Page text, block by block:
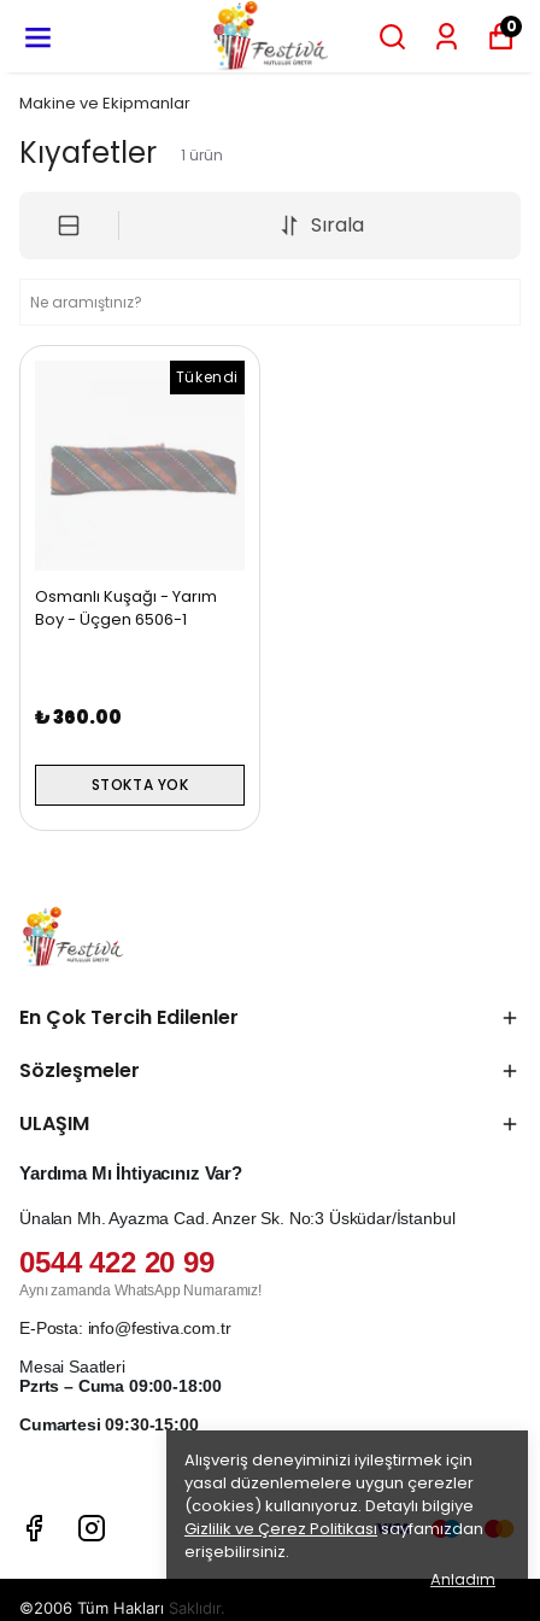
0
Alışveriş deneyiminizi iyileştirmek için
yasal düzenlemelere uygun çerezler
(cookies) kullanıyoruz. Detaylı bilgiye
Gizlilik ve Çerez Politikasısayfamızdan
erişebilirsiniz.
Anladım
Makine ve Ekipmanlar
Kıyafetler 1 ürün
Sırala
Tükendi
Osmanlı Kuşağı - Yarım
Boy - Üçgen 6506-1
₺ 360.00
STOKTA YOK
En Çok Tercih Edilenler
Sözleşmeler
ULAŞIM
Yardıma Mı İhtiyacınız Var?
Ünalan Mh. Ayazma Cad. Anzer Sk. No:3 Üsküdar/İstanbul
0544 422 20 99
Aynı zamanda WhatsApp Numaramız!
E-Posta: info@festiva.com.tr
Mesai Saatleri
Pzrts – Cuma 09:00-18:00
Cumartesi 09:30-15:00
©2006 Tüm Hakları Saklıdır.